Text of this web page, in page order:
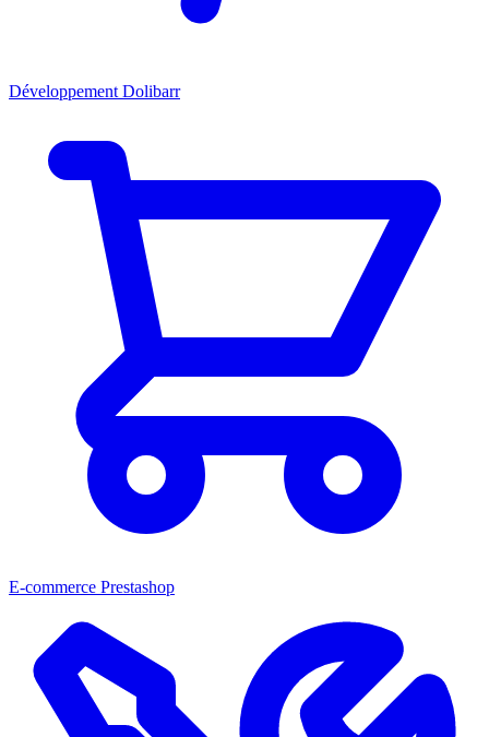
Développement Dolibarr
E-commerce Prestashop